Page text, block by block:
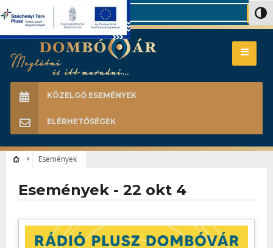
Search
KÖZELGŐ ESEMÉNYEK
ELÉRHETŐSÉGEK
Események
Események - 22 okt 4